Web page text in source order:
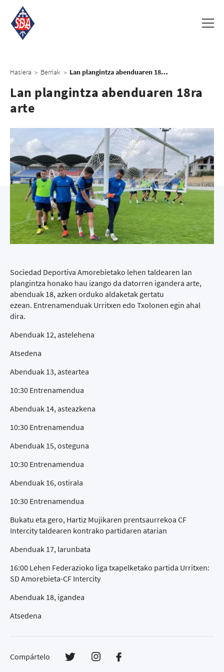
Hasiera > Berriak > Lan plangintza abenduaren 18ra arte
Lan plangintza abenduaren 18ra
arte
Sociedad Deportiva Amorebietako lehen taldearen lan
plangintza honako hau izango da datorren igandera arte,
abenduak 18, azken orduko aldaketak gertatu
ezean. Entrenamenduak Urritxen edo Txolonen egin ahal
dira.
Abenduak 12, astelehena
Atsedena
Abenduak 13, asteartea
10:30 Entrenamendua
Abenduak 14, asteazkena
10:30 Entrenamendua
Abenduak 15, osteguna
10:30 Entrenamendua
Abenduak 16, ostirala
10:30 Entrenamendua
Bukatu eta gero, Hartiz Mujikaren prentsaurrekoa CF
Intercity taldearen kontrako partidaren atarian
Abenduak 17, larunbata
16:00 Lehen Federazioko liga txapelketako partida Urritxen:
SD Amorebieta-CF Intercity
Abenduak 18, igandea
Atsedena
Compártelo